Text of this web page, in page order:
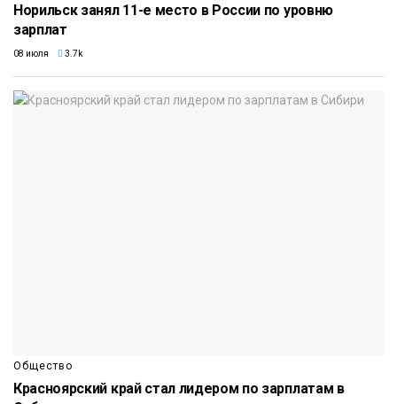
Норильск занял 11-е место в России по уровню
зарплат
08 июля 3.7k
Общество
Красноярский край стал лидером по зарплатам в